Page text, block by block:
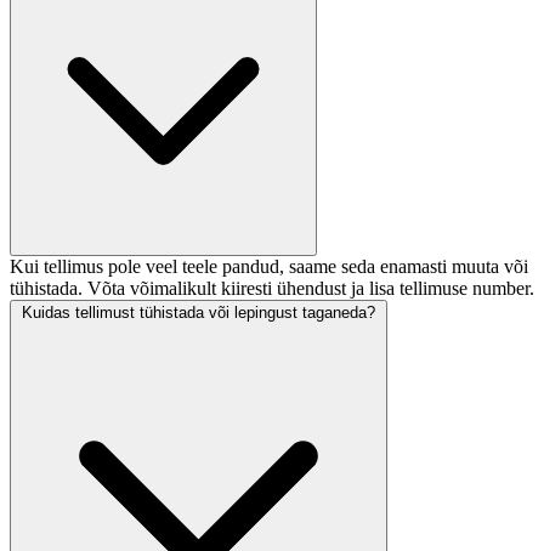
Kui tellimus pole veel teele pandud, saame seda enamasti muuta või
tühistada. Võta võimalikult kiiresti ühendust ja lisa tellimuse number.
Kuidas tellimust tühistada või lepingust taganeda?